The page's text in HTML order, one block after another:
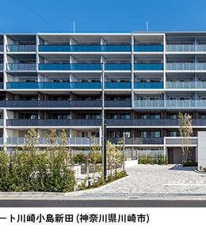
ト川崎小島新田 (神奈川県川崎市)